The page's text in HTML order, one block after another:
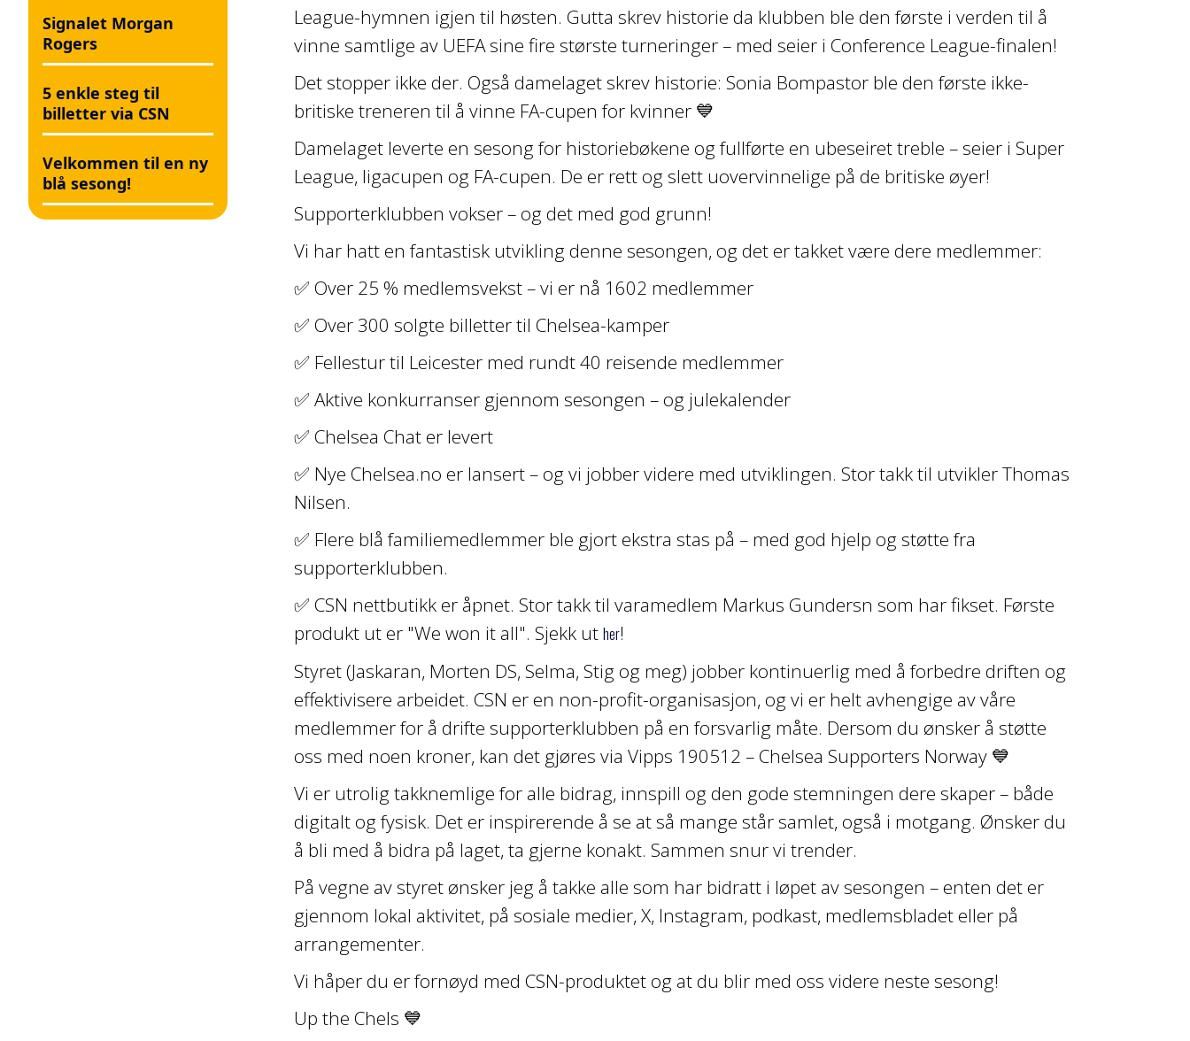
Signalet Morgan
Rogers
5 enkle steg til
billetter via CSN
Velkommen til en ny
blå sesong!
League-hymnen igjen til høsten. Gutta skrev historie da klubben ble den første i verden til å
vinne samtlige av UEFA sine fire største turneringer – med seier i Conference League-finalen!
Det stopper ikke der. Også damelaget skrev historie: Sonia Bompastor ble den første ikke-
britiske treneren til å vinne FA-cupen for kvinner 💙
Damelaget leverte en sesong for historiebøkene og fullførte en ubeseiret treble – seier i Super
League, ligacupen og FA-cupen. De er rett og slett uovervinnelige på de britiske øyer!
Supporterklubben vokser – og det med god grunn!
Vi har hatt en fantastisk utvikling denne sesongen, og det er takket være dere medlemmer:
✅ Over 25 % medlemsvekst – vi er nå 1602 medlemmer
✅ Over 300 solgte billetter til Chelsea-kamper
✅ Fellestur til Leicester med rundt 40 reisende medlemmer
✅ Aktive konkurranser gjennom sesongen – og julekalender
✅ Chelsea Chat er levert
✅ Nye Chelsea.no er lansert – og vi jobber videre med utviklingen. Stor takk til utvikler Thomas
Nilsen.
✅ Flere blå familiemedlemmer ble gjort ekstra stas på – med god hjelp og støtte fra
supporterklubben.
✅ CSN nettbutikk er åpnet. Stor takk til varamedlem Markus Gundersn som har fikset. Første
produkt ut er "We won it all". Sjekk ut her!
Styret (Jaskaran, Morten DS, Selma, Stig og meg) jobber kontinuerlig med å forbedre driften og
effektivisere arbeidet. CSN er en non-profit-organisasjon, og vi er helt avhengige av våre
medlemmer for å drifte supporterklubben på en forsvarlig måte. Dersom du ønsker å støtte
oss med noen kroner, kan det gjøres via Vipps 190512 – Chelsea Supporters Norway 💙
Vi er utrolig takknemlige for alle bidrag, innspill og den gode stemningen dere skaper – både
digitalt og fysisk. Det er inspirerende å se at så mange står samlet, også i motgang. Ønsker du
å bli med å bidra på laget, ta gjerne konakt. Sammen snur vi trender.
På vegne av styret ønsker jeg å takke alle som har bidratt i løpet av sesongen – enten det er
gjennom lokal aktivitet, på sosiale medier, X, Instagram, podkast, medlemsbladet eller på
arrangementer.
Vi håper du er fornøyd med CSN-produktet og at du blir med oss videre neste sesong!
Up the Chels 💙